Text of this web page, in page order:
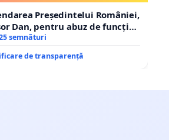
Președintelui României,
Dan, pentru abuz de funcție
statului
semnături
de transparență